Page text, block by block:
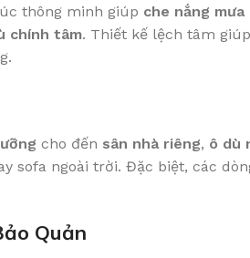
thông minh giúp che nắng mưa
chính tâm. Thiết kế lệch tâm
cho đến sân nhà riêng, ô dù
sofa ngoài trời. Đặc biệt, các
Quản